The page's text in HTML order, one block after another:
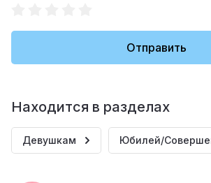
Отправить
Находится в разделах
Девушкам Юбилей/